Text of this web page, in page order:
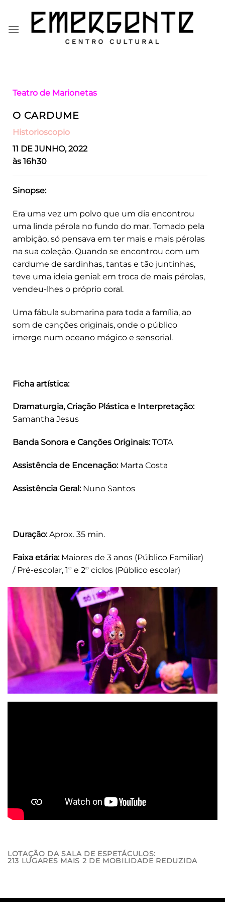
content
Teatro de Marionetas
O CARDUME
Historioscopio
11 DE JUNHO, 2022
às 16h30
Sinopse:
Era uma vez um polvo que um dia encontrou
uma linda pérola no fundo do mar. Tomado pela
ambição, só pensava em ter mais e mais pérolas
na sua coleção. Quando se encontrou com um
cardume de sardinhas, tantas e tão juntinhas,
teve uma ideia genial: em troca de mais pérolas,
vendeu-lhes o próprio coral.
Uma fábula submarina para toda a família, ao
som de canções originais, onde o público
imerge num oceano mágico e sensorial.
Ficha artística:
Dramaturgia, Criação Plástica e Interpretação:
Samantha Jesus
Banda Sonora e Canções Originais:TOTA
Assistência de Encenação:Marta Costa
Assistência Geral:Nuno Santos
Duração:Aprox. 35 min.
Faixa etária:Maiores de 3 anos (Público Familiar)
/ Pré-escolar, 1º e 2º ciclos (Público escolar)
LOTAÇÃO DA SALA DE ESPETÁCULOS:
213 LUGARES MAIS 2 DE MOBILIDADE REDUZIDA